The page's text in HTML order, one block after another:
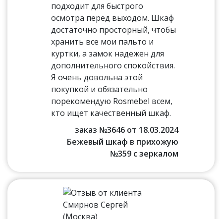
подходит для быстрого
осмотра перед выходом. Шкаф
достаточно просторный, чтобы
хранить все мои пальто и
куртки, а замок надежен для
дополнительного спокойствия.
Я очень довольна этой
покупкой и обязательно
порекомендую Rosmebel всем,
кто ищет качественный шкаф.
заказ №3646 от 18.03.2024
Бежевый шкаф в прихожую
№359 с зеркалом